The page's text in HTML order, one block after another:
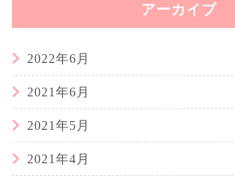
アーカイブ
2022年6月
2021年6月
2021年5月
2021年4月